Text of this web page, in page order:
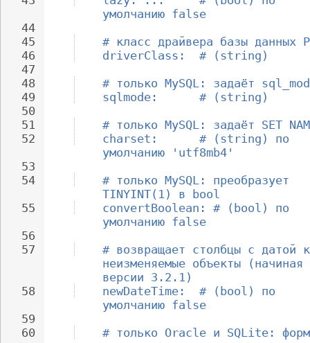
44
45
46
47
48
49
50
51
52
53
54
55
56
57
58
59
60
умолчанию false
# класс драйвера базы данных
driverClass:  # (string)
# только MySQL: задаёт
sqlmode:      # (string)
# только MySQL: задаёт SET
charset:      # (string) по
умолчанию 'utf8mb4'
# только MySQL: преобразует
TINYINT(1) в bool
convertBoolean: # (bool) по
умолчанию false
# возвращает столбцы с датой
неизменяемые объекты
версии 3.2.1)
newDateTime:  # (bool) по
умолчанию false
# только Oracle и SQLite: